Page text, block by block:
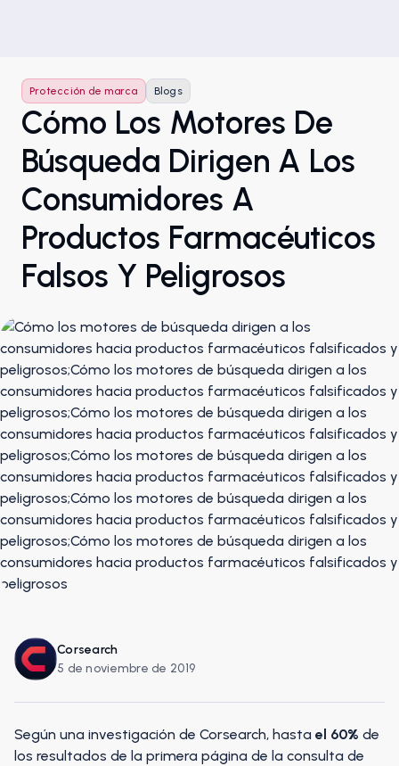
Protección de marca Blogs
Cómo Los Motores De
Búsqueda Dirigen A Los
Consumidores A
Productos Farmacéuticos
Falsos Y Peligrosos
Corsearch
5 de noviembre de 2019
Según una investigación de Corsearch, hasta el 60% de
los resultados de la primera página de la consulta de